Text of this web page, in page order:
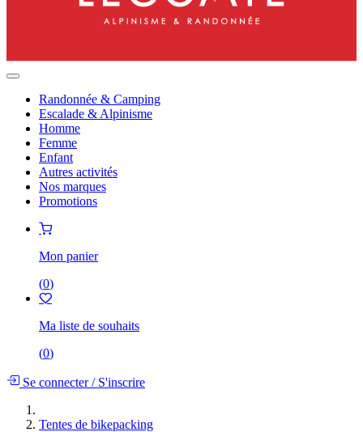
Randonnée & Camping
Escalade & Alpinisme
Homme
Femme
Enfant
Autres activités
Nos marques
Promotions
Mon panier
(0)
Ma liste de souhaits
(0)
Se connecter/S'inscrire
Tentes de bikepacking